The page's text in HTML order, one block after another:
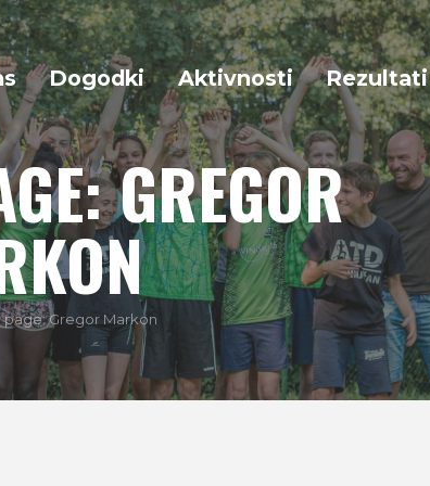
Dogodki Aktivnosti Rezultati
GREGOR
page: Gregor Markon